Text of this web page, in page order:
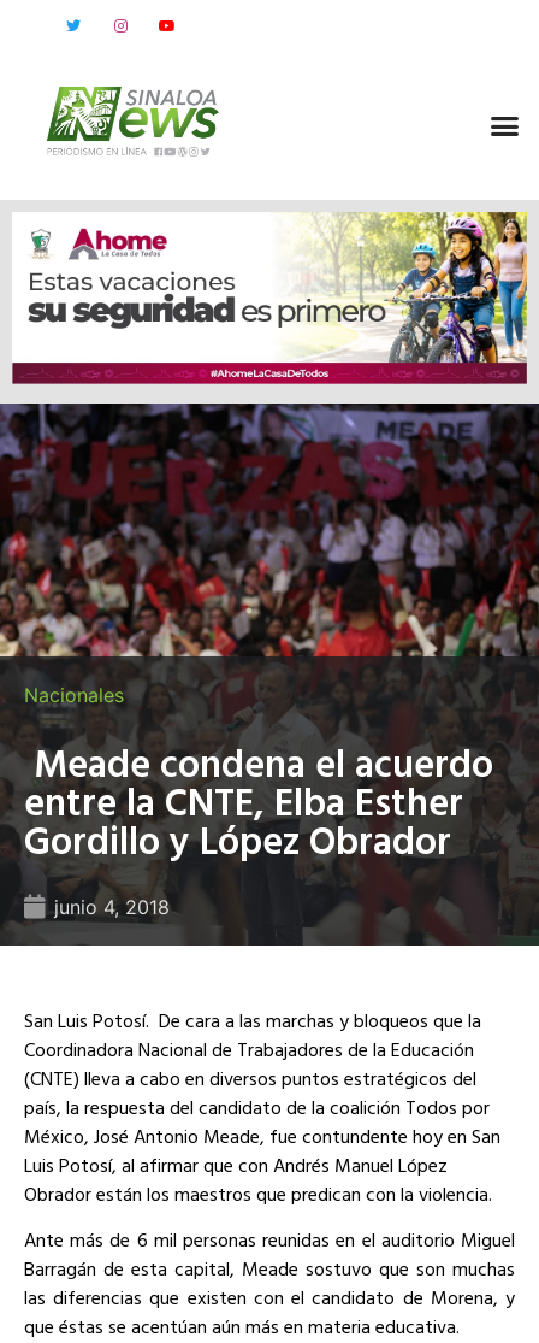
Nacionales
Meade condena el acuerdo
entre la CNTE, Elba Esther
Gordillo y López Obrador
junio 4, 2018
San Luis Potosí. De cara a las marchas y bloqueos que la
Coordinadora Nacional de Trabajadores de la Educación
(CNTE) lleva a cabo en diversos puntos estratégicos del
país, la respuesta del candidato de la coalición Todos por
México, José Antonio Meade, fue contundente hoy en San
Luis Potosí, al afirmar que con Andrés Manuel López
Obrador están los maestros que predican con la violencia.
Ante más de 6 mil personas reunidas en el auditorio Miguel
Barragán de esta capital, Meade sostuvo que son muchas
las diferencias que existen con el candidato de Morena, y
que éstas se acentúan aún más en materia educativa.